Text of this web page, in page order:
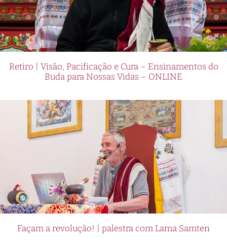
Retiro | Visão, Pacificação e Cura – Ensinamentos do
Buda para Nossas Vidas – ONLINE
Façam a revolução! | palestra com Lama Samten